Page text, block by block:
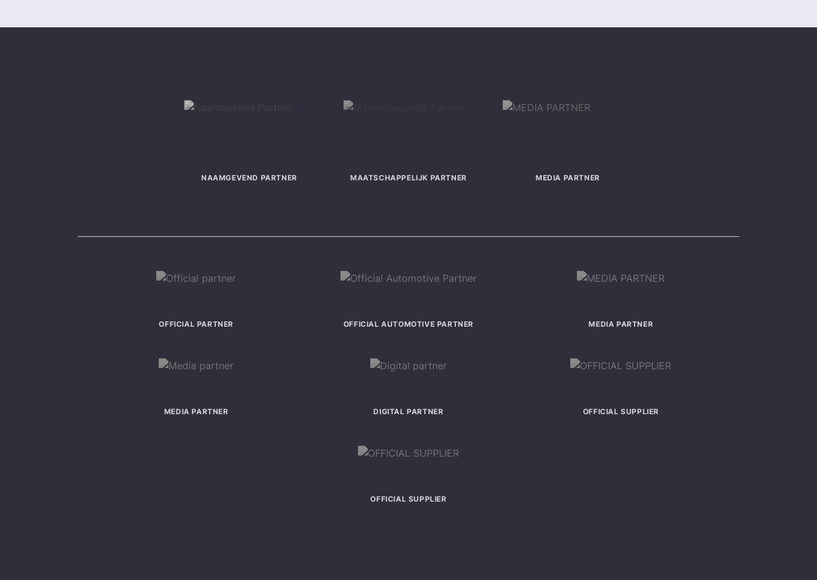
NAAMGEVEND PARTNER MAATSCHAPPELIJK PARTNER MEDIA PARTNER
OFFICIAL PARTNER OFFICIAL AUTOMOTIVE PARTNER MEDIA PARTNER
MEDIA PARTNER DIGITAL PARTNER OFFICIAL SUPPLIER
OFFICIAL SUPPLIER